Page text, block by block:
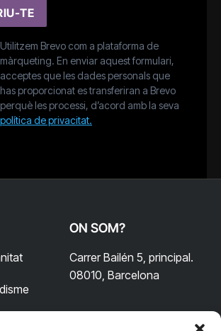
TE
Utilitzem Brevo com a plataforma de
màrqueting. En enviar aquest formulari,
acceptes que les dades personals que
has proporcionat es transferiran a Brevo
perquè les processi, d’acord amb la seva
política de privacitat.
ON SOM?
Carrer Bailén 5, principal.
08010, Barcelona